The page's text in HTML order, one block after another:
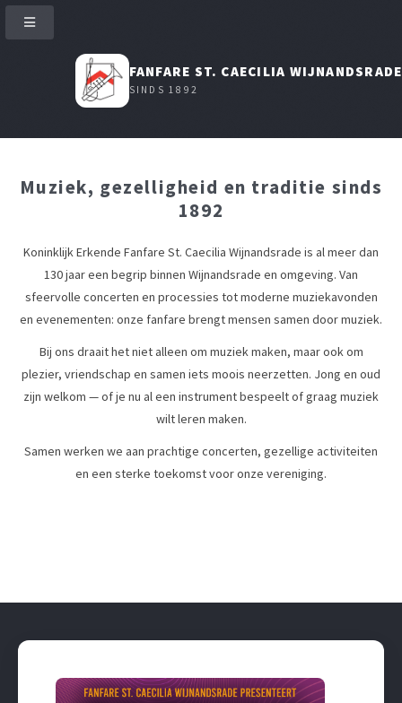
FANFARE ST. CAECILIA WIJNANDSRADE
SINDS 1892
Muziek, gezelligheid en traditie sinds
1892
Koninklijk Erkende Fanfare St. Caecilia Wijnandsrade is al meer dan
130 jaar een begrip binnen Wijnandsrade en omgeving. Van
sfeervolle concerten en processies tot moderne muziekavonden
en evenementen: onze fanfare brengt mensen samen door muziek.
Bij ons draait het niet alleen om muziek maken, maar ook om
plezier, vriendschap en samen iets moois neerzetten. Jong en oud
zijn welkom — of je nu al een instrument bespeelt of graag muziek
wilt leren maken.
Samen werken we aan prachtige concerten, gezellige activiteiten
en een sterke toekomst voor onze vereniging.